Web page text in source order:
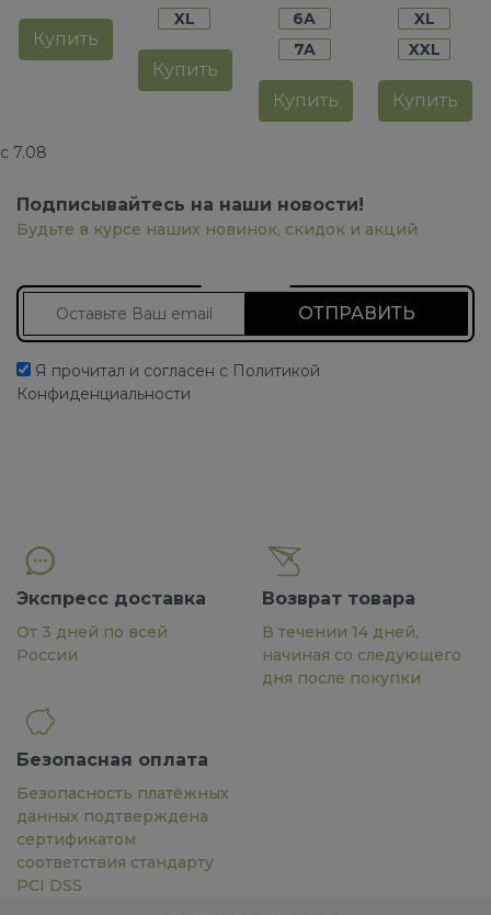
Купить
XL
Купить
6A
7A
Купить
XL
XXL
Купить
с 7.08
Подписывайтесь на наши новости!
Будьте в курсе наших новинок, скидок и акций
Я прочитал и согласен с Политикой
Конфиденциальности
Экспресс доставка
От 3 дней по всей
России
Возврат товара
В течении 14 дней,
начиная со следующего
дня после покупки
Безопасная оплата
Безопасность платёжных
данных подтверждена
сертификатом
соответствия стандарту
PCI DSS